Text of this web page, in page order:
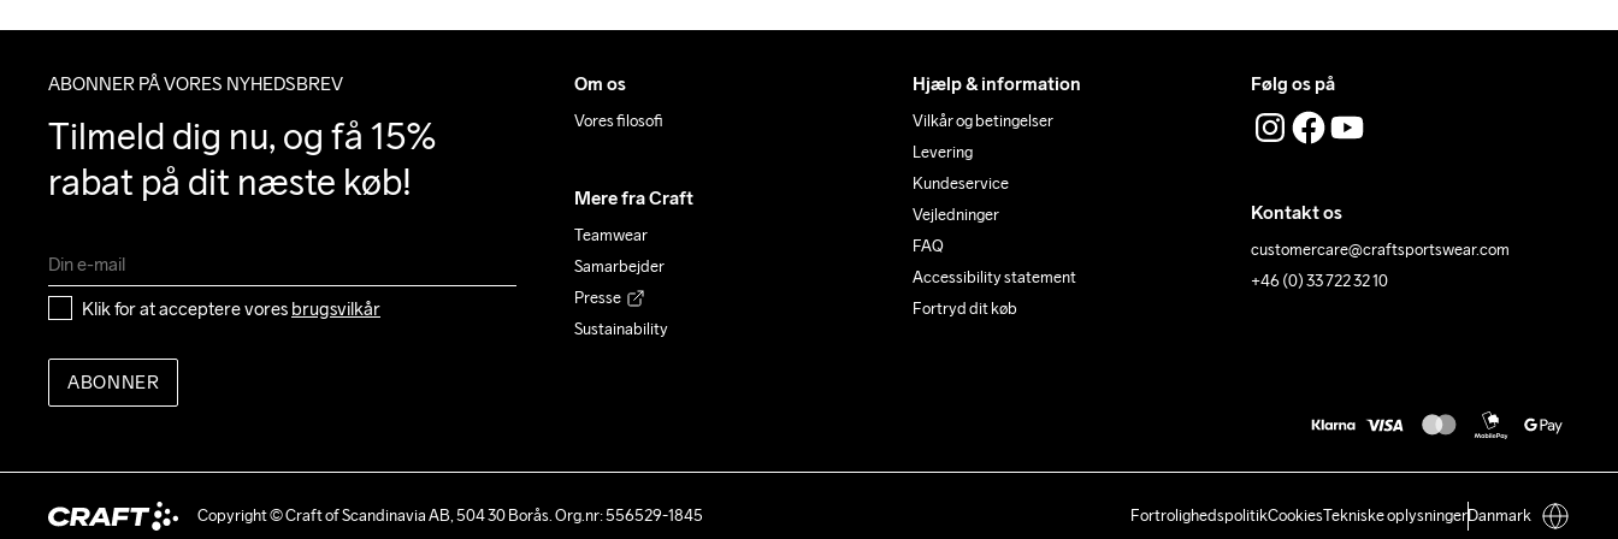
ABONNER PÅ VORES NYHEDSBREV
Tilmeld dig nu, og få 15%
rabat på dit næste køb!
Klik for at acceptere vores brugsvilkår
ABONNER
Om os
Vores filosofi
Mere fra Craft
Teamwear
Samarbejder
Presse
Sustainability
Hjælp & information
Vilkår og betingelser
Levering
Kundeservice
Vejledninger
FAQ
Accessibility statement
Fortryd dit køb
Følg os på
Kontakt os
customercare@craftsportswear.com
+46 (0) 33 722 32 10
Copyright © Craft of Scandinavia AB, 504 30 Borås. Org.nr: 556529-1845 FortrolighedspolitikCookiesTekniske oplysningerDanmark